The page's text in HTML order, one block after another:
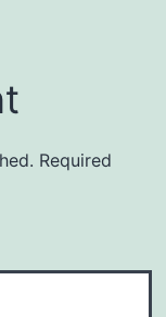
Required